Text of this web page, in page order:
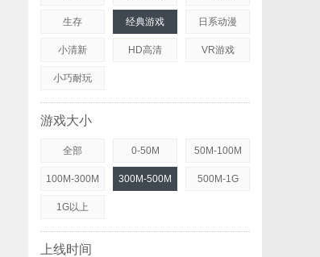
生存 经典游戏 日系动漫
小清新 HD高清 VR游戏
小巧耐玩
游戏大小
全部 0-50M 50M-100M
100M-300M 300M-500M 500M-1G
1G以上
上线时间